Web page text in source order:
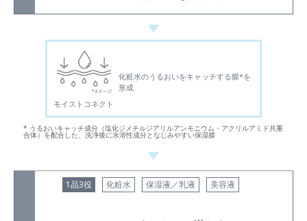
モイストコネクト
化粧水のうるおいをキャッチする膜*を
形成
* うるおいキャッチ成分（塩化ジメチルジアリルアンモニウム・アクリルアミド共重
合体）を配合した、洗浄後に水溶性成分となじみやすい保湿膜
1品3役 化粧水 保湿液／乳液 美容液